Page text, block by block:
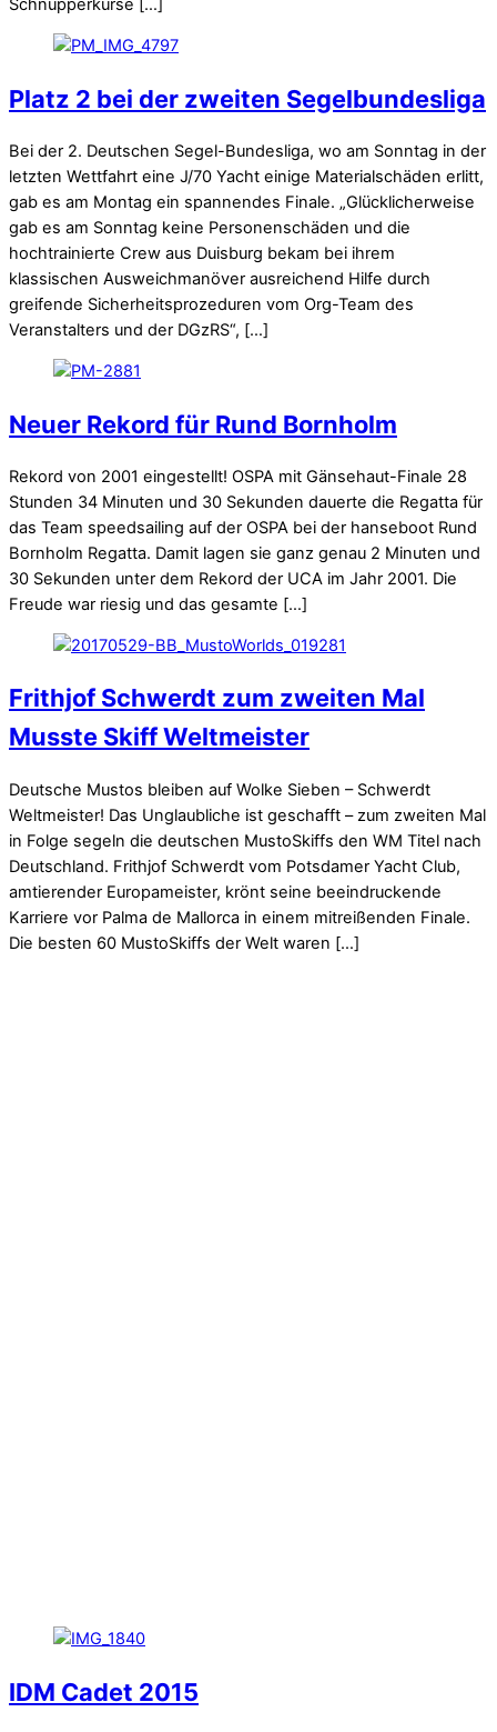
Schnupperkurse […]
Platz 2 bei der zweiten Segelbundesliga
Bei der 2. Deutschen Segel-Bundesliga, wo am Sonntag in der
letzten Wettfahrt eine J/70 Yacht einige Materialschäden erlitt,
gab es am Montag ein spannendes Finale. „Glücklicherweise
gab es am Sonntag keine Personenschäden und die
hochtrainierte Crew aus Duisburg bekam bei ihrem
klassischen Ausweichmanöver ausreichend Hilfe durch
greifende Sicherheitsprozeduren vom Org-Team des
Veranstalters und der DGzRS“, […]
Neuer Rekord für Rund Bornholm
Rekord von 2001 eingestellt! OSPA mit Gänsehaut-Finale 28
Stunden 34 Minuten und 30 Sekunden dauerte die Regatta für
das Team speedsailing auf der OSPA bei der hanseboot Rund
Bornholm Regatta. Damit lagen sie ganz genau 2 Minuten und
30 Sekunden unter dem Rekord der UCA im Jahr 2001. Die
Freude war riesig und das gesamte […]
Frithjof Schwerdt zum zweiten Mal
Musste Skiff Weltmeister
Deutsche Mustos bleiben auf Wolke Sieben – Schwerdt
Weltmeister! Das Unglaubliche ist geschafft – zum zweiten Mal
in Folge segeln die deutschen MustoSkiffs den WM Titel nach
Deutschland. Frithjof Schwerdt vom Potsdamer Yacht Club,
amtierender Europameister, krönt seine beeindruckende
Karriere vor Palma de Mallorca in einem mitreißenden Finale.
Die besten 60 MustoSkiffs der Welt waren […]
IDM Cadet 2015